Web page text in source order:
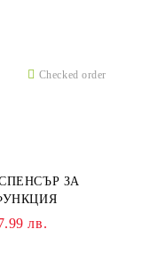
Checked order
ЗА
лв.